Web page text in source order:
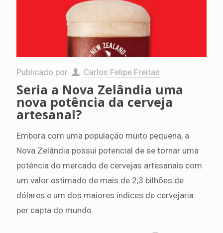
Publicado por Carlos Felipe Freitas
Seria a Nova Zelândia uma
nova potência da cerveja
artesanal?
Embora com uma população muito pequena, a
Nova Zelândia possui potencial de se tornar uma
potência do mercado de cervejas artesanais com
um valor estimado de mais de 2,3 bilhões de
dólares e um dos maiores índices de cervejaria
per capta do mundo.